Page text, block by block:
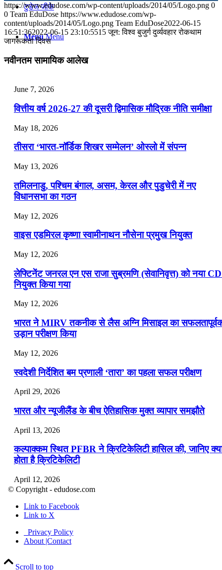
टुडेज जीके
Menu Menu
July 31, 2026
📝 डेली करेंट अफेयर्स: 28-31 जुलाई 2026
July 25, 2026
📝 डेली करेंट अफेयर्स: 22-24 जुलाई 2026
July 22, 2026
📝 डेली करेंट अफेयर्स: 19-21 जुलाई 2026
July 19, 2026
📝 डेली करेंट अफेयर्स: 16-18 जुलाई 2026
https://www.edudose.com/wp-content/uploads/2014/05/Logo.png 0
0 Team EduDose https://www.edudose.com/wp-
content/uploads/2014/05/Logo.png Team EduDose2022-06-15
16:51:362022-06-15 23:10:5515 जून: विश्व बुजुर्ग दुर्व्‍यवहार रोकथाम
जागरूकता दिवस
नवीनतम सामायिक आलेख
June 7, 2026
वित्तीय वर्ष 2026-27 की दूसरी द्विमासिक मौद्रिक नीति समीक्षा
May 18, 2026
तीसरा ‘भारत-नॉर्डिक शिखर सम्मेलन’ ओस्लो में संपन्न
May 13, 2026
तमिलनाडु, पश्चिम बंगाल, असम, केरल और पुडुचेरी में नए
विधानसभा का गठन
May 12, 2026
वाइस एडमिरल कृष्णा स्वामीनाथन नौसेना प्रमुख नियुक्त
May 12, 2026
लेफ्टिनेंट जनरल एन एस राजा सुब्रमणि (सेवानिवृत्त) को नया
नियुक्त किया गया
May 12, 2026
भारत ने MIRV तकनीक से लैस अग्नि मिसाइल का
उड़ान परीक्षण किया
May 12, 2026
स्वदेशी निर्देशित बम प्रणाली ‘तारा’ का पहला सफल परीक्षण
April 29, 2026
भारत और न्यूजीलैंड के बीच ऐतिहासिक मुक्त व्यापार समझौते
April 13, 2026
कल्पाक्कम स्थित PFBR ने क्रिटिकेलिटी हासिल की, जानिए
होता है क्रिटिकेलिटी
April 12, 2026
April 9, 2026
नासा का आर्टेमिस-2 मिशन: मनुष्य एक बार फिर से चंद्रमा के
पहुंचा
April 7, 2026
© Copyright - edudose.com
Link to Facebook
Link to X
Privacy Policy
About |Contact
Scroll to top